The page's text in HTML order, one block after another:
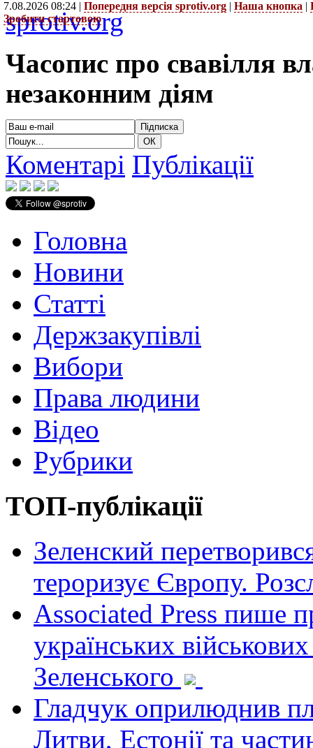
7.08.2026 08:24 | Попередня версія sprotiv.org | Наша кнопка |
Зробити стартовою
sprotiv.org
Часопис про свавілля
незаконним діям
Коментарі Публікації
Головна
Новини
Статті
Держзакупівлі
Вибори
Права людини
Відео
Рубрики
ТОП-публікації
Зеленский
тероризує Європу.
Associated Press пише
українських
Зеленського
Гладчук оприлюднив
Литви, Естонії та